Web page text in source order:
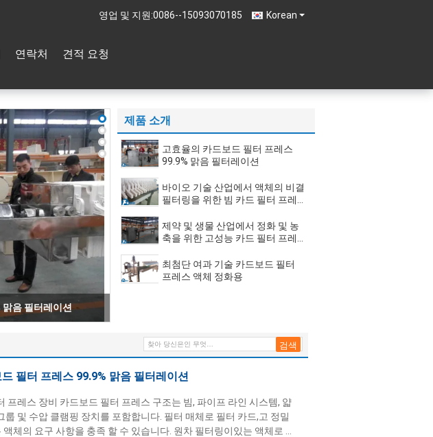
Korean
영업 및 지원:0086--15093070185
연락처 견적 요청
음 필터레이션
제품 소개
고효율의 카드보드 필터 프레스
99.9% 맑음 필터레이션
바이오 기술 산업에서 액체의 비결
필터링을 위한 빔 카드 필터 프레
제약 및 생물 산업에서 정화 및 농
축을 위한 고성능 카드 필터 프레
최첨단 여과 기술 카드보드 필터
프레스 액체 정화용
필터 프레스 99.9% 맑음 필터레이션
프레스 장비 카드보드 필터 프레스 구조는 빔, 파이프 라인 시스템, 얇
룹 및 수압 클램핑 장치를 포함합니다. 필터 매체로 필터 카드,고 정밀
체의 요구 사항을 충족 할 수 있습니다. 원차 필터링이있는 액체로 ...